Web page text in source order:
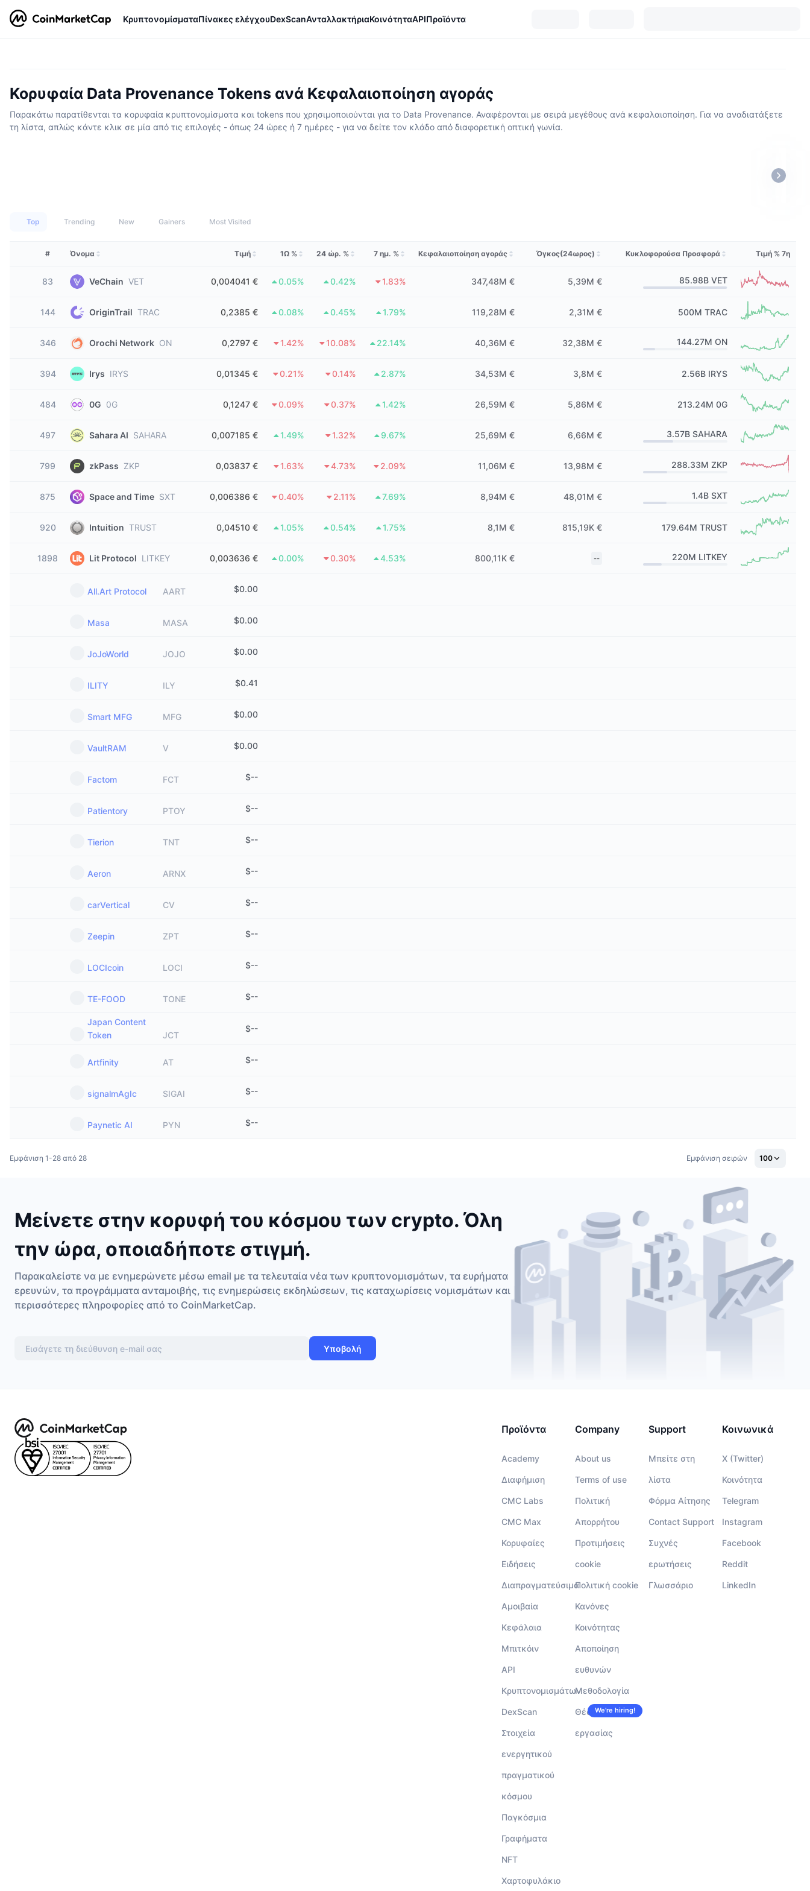
ΚρυπτονομίσματαΠίνακες ελέγχουDexScanΑνταλλακτήριαΚοινότηταAPIΠροϊόντα
Κορυφαία Data Provenance Tokens ανά Κεφαλαιοποίηση αγοράς
Παρακάτω παρατίθενται τα κορυφαία κρυπτονομίσματα και tokens που χρησιμοποιούνται για το Data Provenance. Αναφέρονται με σειρά μεγέθους ανά κεφαλαιοποίηση. Για να αναδιατάξετε
τη λίστα, απλώς κάντε κλικ σε μία από τις επιλογές - όπως 24 ώρες ή 7 ημέρες - για να δείτε τον κλάδο από διαφορετική οπτική γωνία.
Top Trending New Gainers Most Visited
# Όνομα Τιμή 1Ω % 24 ώρ. % 7 ημ. % Κεφαλαιοποίηση αγοράς Όγκος(24ωρος) Κυκλοφορούσα Προσφορά Τιμή % 7η
83 VeChain VET 0,004041 € 0.05% 0.42% 1.83% 347,48M € 5,39M € 85.98B VET
144 OriginTrail TRAC 0,2385 € 0.08% 0.45% 1.79% 119,28M € 2,31M € 500M TRAC
346 Orochi Network ON 0,2797 € 1.42% 10.08% 22.14% 40,36M € 32,38M € 144.27M ON
394 Irys IRYS 0,01345 € 0.21% 0.14% 2.87% 34,53M € 3,8M € 2.56B IRYS
484 0G 0G 0,1247 € 0.09% 0.37% 1.42% 26,59M € 5,86M € 213.24M 0G
497 Sahara AI SAHARA 0,007185 € 1.49% 1.32% 9.67% 25,69M € 6,66M € 3.57B SAHARA
799 zkPass ZKP 0,03837 € 1.63% 4.73% 2.09% 11,06M € 13,98M € 288.33M ZKP
875 Space and Time SXT 0,006386 € 0.40% 2.11% 7.69% 8,94M € 48,01M € 1.4B SXT
920 Intuition TRUST 0,04510 € 1.05% 0.54% 1.75% 8,1M € 815,19K € 179.64M TRUST
1898 Lit Protocol LITKEY 0,003636 € 0.00% 0.30% 4.53% 800,11K € -- 220M LITKEY
All.Art Protocol AART $0.00
Masa MASA $0.00
JoJoWorld JOJO $0.00
ILITY ILY $0.41
Smart MFG MFG $0.00
VaultRAM V $0.00
Factom FCT $--
Patientory PTOY $--
Tierion TNT $--
Aeron ARNX $--
carVertical CV $--
Zeepin ZPT $--
LOCIcoin LOCI $--
TE-FOOD TONE $--
Japan Content
Token
JCT
$--
Artfinity AT $--
signalmAgIc SIGAI $--
Paynetic AI PYN $--
Εμφάνιση 1-28 από 28 Εμφάνιση σειρών 100
Μείνετε στην κορυφή του κόσμου των crypto. Όλη
την ώρα, οποιαδήποτε στιγμή.
Παρακαλείστε να με ενημερώνετε μέσω email με τα τελευταία νέα των κρυπτονομισμάτων, τα ευρήματα
ερευνών, τα προγράμματα ανταμοιβής, τις ενημερώσεις εκδηλώσεων, τις καταχωρίσεις νομισμάτων και
περισσότερες πληροφορίες από το CoinMarketCap.
Υποβολή
Προϊόντα
Academy
Διαφήμιση
CMC Labs
CMC Max
Κορυφαίες
Ειδήσεις
Διαπραγματεύσιμα
Αμοιβαία
Κεφάλαια
Μπιτκόιν
API
Κρυπτονομισμάτων
DexScan
Στοιχεία
ενεργητικού
πραγματικού
κόσμου
Παγκόσμια
Γραφήματα
NFT
Χαρτοφυλάκιο
Company
About us
Terms of use
Πολιτική
Απορρήτου
Προτιμήσεις
cookie
Πολιτική cookie
Κανόνες
Κοινότητας
Αποποίηση
ευθυνών
Μεθοδολογία
Θέσεις
εργασίας
We’re hiring!
Support
Μπείτε στη
λίστα
Φόρμα Αίτησης
Contact Support
Συχνές
ερωτήσεις
Γλωσσάριο
Κοινωνικά
X (Twitter)
Κοινότητα
Telegram
Instagram
Facebook
Reddit
LinkedIn